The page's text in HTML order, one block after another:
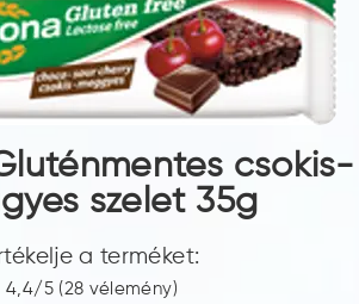
csokis-
szelet 35g
a terméket:
4,4/5 (28 vélemény)